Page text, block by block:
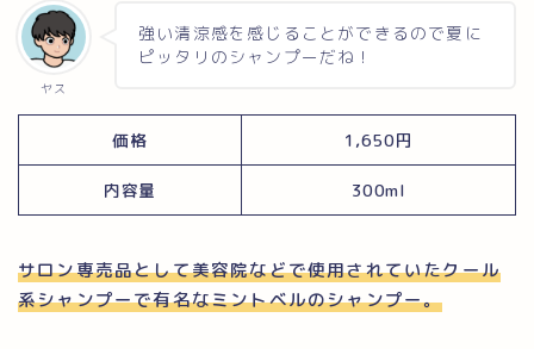
ヤス
強い清涼感を感じることができるので夏に
ピッタリのシャンプーだね！
価格 1,650円
内容量 300ml
サロン専売品として美容院などで使用されていたクール
系シャンプーで有名なミントベルのシャンプー。